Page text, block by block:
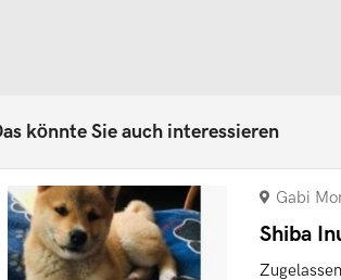
könnte Sie auch interessieren
Gabi
Shiba